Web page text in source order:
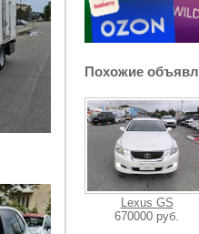
Похожие
Lexus GS
670000 руб.